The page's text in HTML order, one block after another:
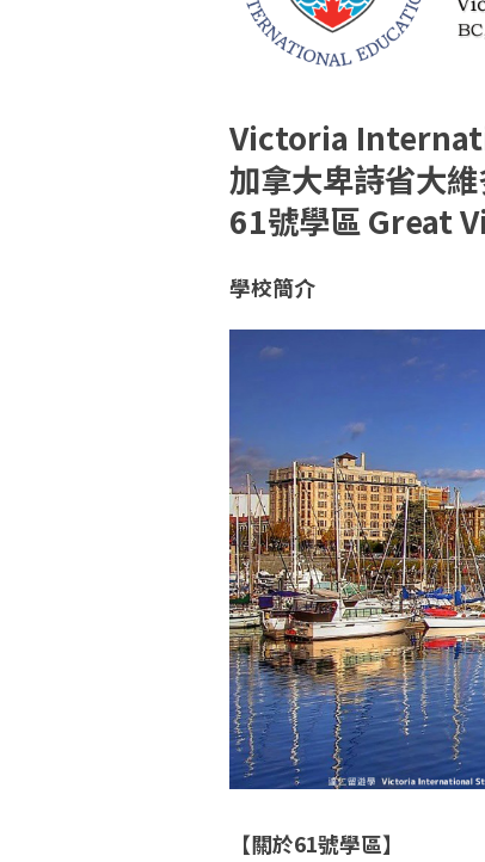
Victoria
加拿大卑詩省大
61號學區 Great
學校簡介
【關於61號學區】